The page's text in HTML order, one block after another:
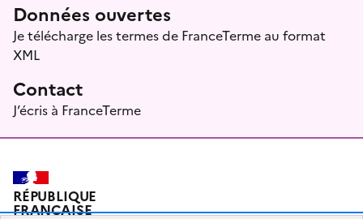
Données ouvertes
Je télécharge les termes de FranceTerme au format
XML
Contact
J’écris à FranceTerme
RÉPUBLIQUE
FRANÇAISE